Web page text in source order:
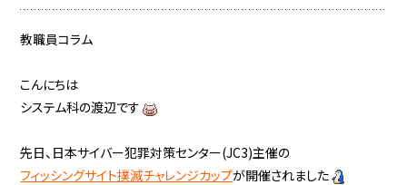
教職員コラム
こんにちは
システム科の渡辺です
先日、日本サイバー犯罪対策センター(JC3)主催の
フィッシングサイト撲滅チャレンジカップが開催されました